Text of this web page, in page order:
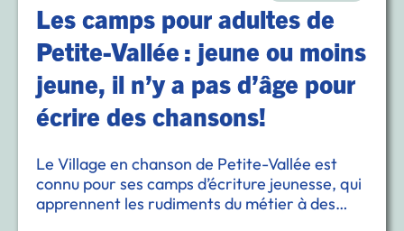
Les camps pour adultes de
Petite-Vallée : jeune ou moins
jeune, il n’y a pas d’âge pour
écrire des chansons!
Le Village en chanson de Petite-Vallée est
connu pour ses camps d’écriture jeunesse, qui
apprennent les rudiments du métier à des